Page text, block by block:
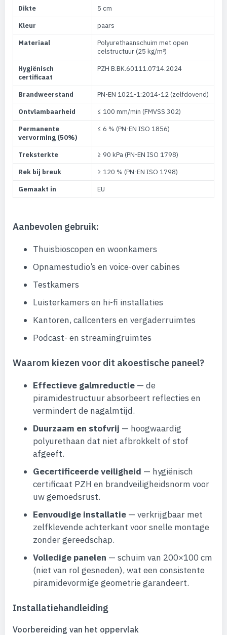
Dikte
5 cm
Kleur
paars
Materiaal
Polyurethaanschuim met open
celstructuur (25 kg/m³)
Hygiënisch
certificaat
PZH B.BK.60111.0714.2024
Brandweerstand
PN-EN 1021-1:2014-12 (zelfdovend)
Ontvlambaarheid
≤ 100 mm/min (FMVSS 302)
Permanente
vervorming (50%)
≤ 6 % (PN-EN ISO 1856)
Treksterkte
≥ 90 kPa (PN-EN ISO 1798)
Rek bij breuk
≥ 120 % (PN-EN ISO 1798)
Gemaakt in
EU
Aanbevolen gebruik:
Thuisbioscopen en woonkamers
Opnamestudio’s en voice-over cabines
Testkamers
Luisterkamers en hi-fi installaties
Kantoren, callcenters en vergaderruimtes
Podcast- en streamingruimtes
Waarom kiezen voor dit akoestische paneel?
Effectieve galmreductie — de
piramidestructuur absorbeert reflecties en
vermindert de nagalmtijd.
Duurzaam en stofvrij — hoogwaardig
polyurethaan dat niet afbrokkelt of stof
afgeeft.
Gecertificeerde veiligheid — hygiënisch
certificaat PZH en brandveiligheidsnorm voor
uw gemoedsrust.
Eenvoudige installatie — verkrijgbaar met
zelfklevende achterkant voor snelle montage
zonder gereedschap.
Volledige panelen — schuim van 200×100 cm
(niet van rol gesneden), wat een consistente
piramidevormige geometrie garandeert.
Installatiehandleiding
Voorbereiding van het oppervlak